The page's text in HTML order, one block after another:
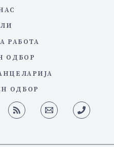
РАБОТА
ОДБОР
ОДБОР